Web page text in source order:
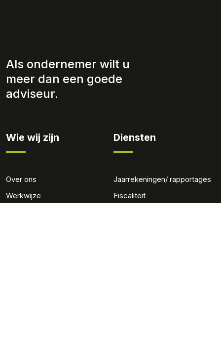
Als ondernemer wilt u
meer dan een goede
adviseur.
Wie wij zijn
Over ons
Werkwijze
Diensten
Jaarrekeningen/ rapportages
Fiscaliteit